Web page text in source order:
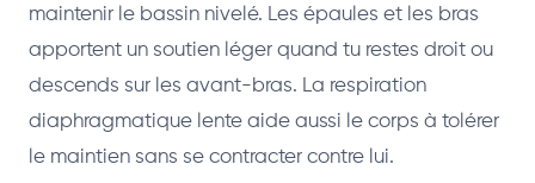
maintenir le bassin nivelé. Les épaules et les bras
apportent un soutien léger quand tu restes droit ou
descends sur les avant-bras. La respiration
diaphragmatique lente aide aussi le corps à tolérer
le maintien sans se contracter contre lui.